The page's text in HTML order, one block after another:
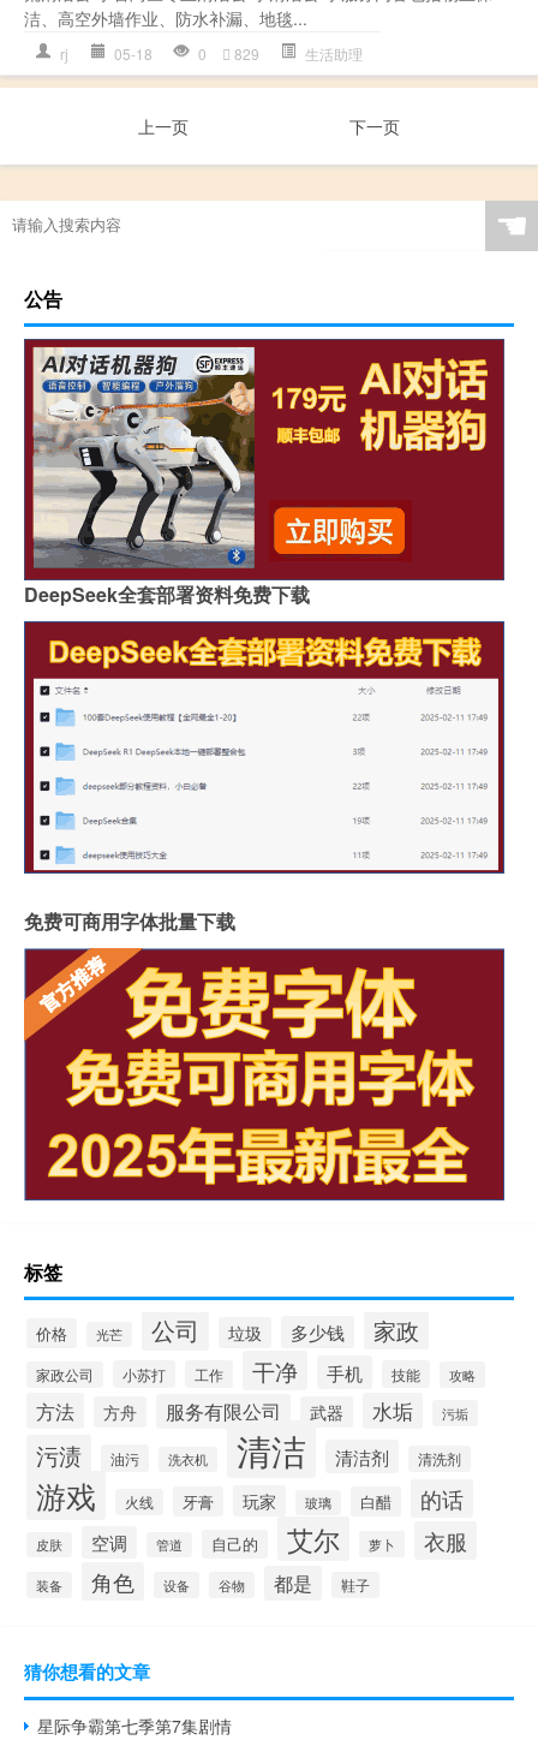
洁、高空外墙作业、防水补漏、地毯...
rj 05-18 0 829 生活助理
上一页 下一页
☚
公告
DeepSeek全套部署资料免费下载
免费可商用字体批量下载
标签
价格 光芒 公司 垃圾 多少钱 家政
家政公司 小苏打 工作 干净 手机 技能 攻略
方法 方舟 服务有限公司 武器 水垢 污垢
污渍 油污 洗衣机 清洁 清洁剂 清洗剂
游戏 火线 牙膏 玩家 玻璃 白醋 的话
皮肤 空调 管道 自己的 艾尔 萝卜 衣服
装备 角色 设备 谷物 都是 鞋子
猜你想看的文章
星际争霸第七季第7集剧情